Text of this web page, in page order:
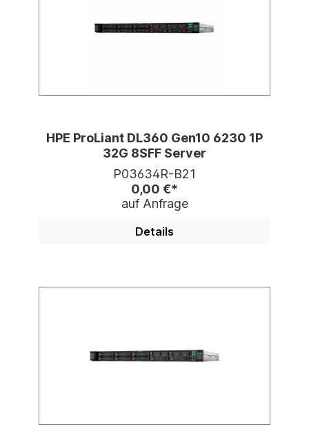
HPE ProLiant DL360 Gen10 6230 1P
32G 8SFF Server
P03634R-B21
0,00 €*
auf Anfrage
Details